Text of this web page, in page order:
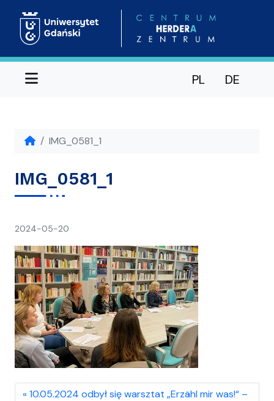
Menu PL DE
IMG_0581_1
IMG_0581_1
2024-05-20
10.05.2024 odbył się warsztat „Erzähl mir was!“ –